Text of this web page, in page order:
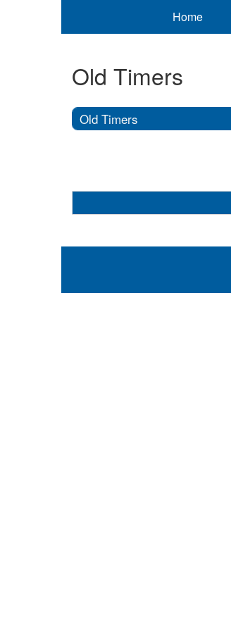
Home
Old Timers
Old Timers